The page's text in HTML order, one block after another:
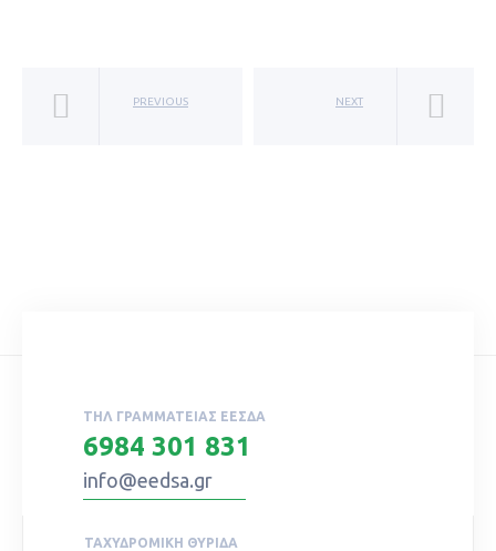
PREVIOUS NEXT
ΤΗΛ ΓΡΑΜΜΑΤΕΊΑΣ ΕΕΣΔΑ
6984 301 831
info@eedsa.gr
ΤΑΧΥΔΡΟΜΙΚΉ ΘΥΡΊΔΑ